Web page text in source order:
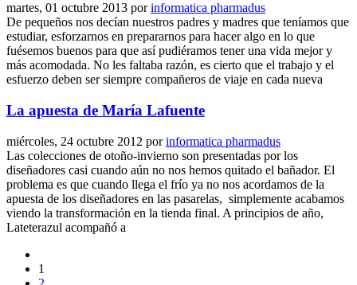
martes, 01 octubre 2013 porinformatica pharmadus
De pequeños nos decían nuestros padres y madres que teníamos que
estudiar, esforzarnos en prepararnos para hacer algo en lo que
fuésemos buenos para que así pudiéramos tener una vida mejor y
más acomodada. No les faltaba razón, es cierto que el trabajo y el
esfuerzo deben ser siempre compañeros de viaje en cada nueva
La apuesta de María Lafuente
miércoles, 24 octubre 2012 porinformatica pharmadus
Las colecciones de otoño-invierno son presentadas por los
diseñadores casi cuando aún no nos hemos quitado el bañador. El
problema es que cuando llega el frío ya no nos acordamos de la
apuesta de los diseñadores en las pasarelas, simplemente acabamos
viendo la transformación en la tienda final. A principios de año,
Lateterazul acompañó a
1